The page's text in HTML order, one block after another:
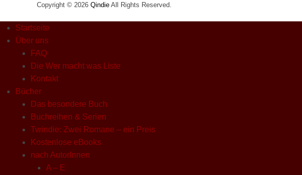
Copyright © 2026 Qindie All Rights Reserved.
Startseite
Über uns
FAQ
Die Wer macht was Liste
Kontakt
Bücher
Das besondere Buch
Buchreihen & Serien
Twindie: Zwei Romane – ein Preis
Kostenlose eBooks
nach AutorInnen
A – E